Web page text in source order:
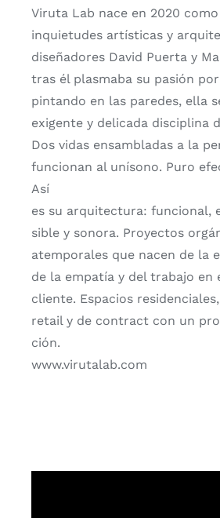
Viru­ta Lab nace en 2020
inquie­tu­des artís­ti­cas y
dise­ña­do­res David Puer­ta y
tras él plas­ma­ba su pasión
pin­tan­do en las pare­des, ella
exi­gen­te y deli­ca­da dis­ci­pli­na
Dos vidas ensam­bla­das a la
fun­cio­nan al uní­sono. Puro
Así
es su arqui­tec­tu­ra: fun­cio­nal,
si­ble y sono­ra. Pro­yec­tos
atem­po­ra­les que nacen de la
de la empa­tía y del tra­ba­jo en
clien­te. Espa­cios
retail y de con­tract con un
ción.
www.virutalab.com